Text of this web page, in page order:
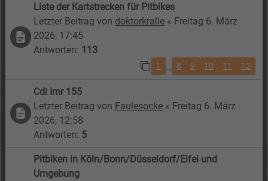
Liste der Kartstrecken für Pitbikes
Letzter Beitrag von doktorkralle « Freitag 6. März
2026, 17:45
Antworten: 113
1 … 8 9 10 11 12
Cdi Imr 155
Letzter Beitrag von Faulesocke « Freitag 6. März
2026, 12:58
Antworten: 5
Pitbiken in Köln/Bonn/Düsseldorf/Eifel und
Umgebung